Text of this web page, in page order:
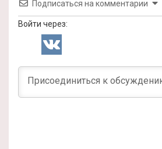
Подписаться на комментарии
Войти через: